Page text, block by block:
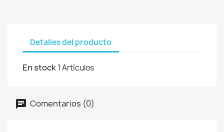
Detalles del producto
En stock1 Artículos
Comentarios (0)